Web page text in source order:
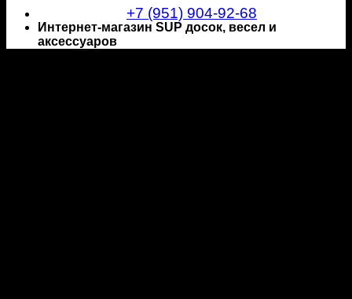
+7 (951) 904-92-68
Интернет-магазин SUP досок, весел и
аксессуаров